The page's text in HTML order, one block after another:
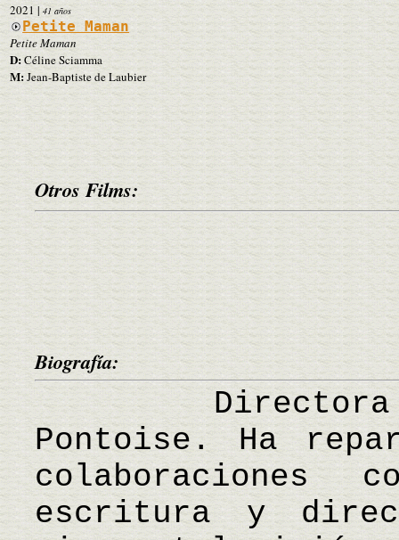
2021| 41 años
Petite Maman
Petite Maman
D:Céline Sciamma
M:Jean-Baptiste de Laubier
Otros Films:
Biografía:
Directora
Pontoise. Ha
escritura y